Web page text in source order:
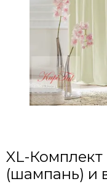
XL-
(шампань) и